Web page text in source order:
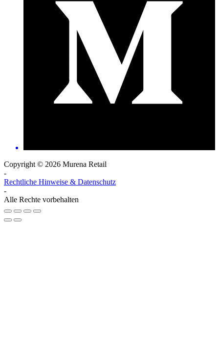
Copyright © 2026 Murena Retail
-
Rechtliche Hinweise & Datenschutz
-
Alle Rechte vorbehalten